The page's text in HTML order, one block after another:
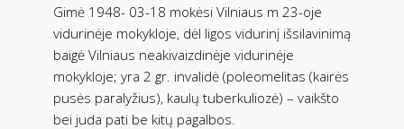
Gimė 1948- 03-18 mokėsi Vilniaus m 23-oje
vidurinėje mokykloje, dėl ligos vidurinį išsilavinimą
baigė Vilniaus neakivaizdinėje vidurinėje
mokykloje; yra 2 gr. invalidė (poleomelitas (kairės
pusės paralyžius), kaulų tuberkuliozė) – vaikšto
bei juda pati be kitų pagalbos.